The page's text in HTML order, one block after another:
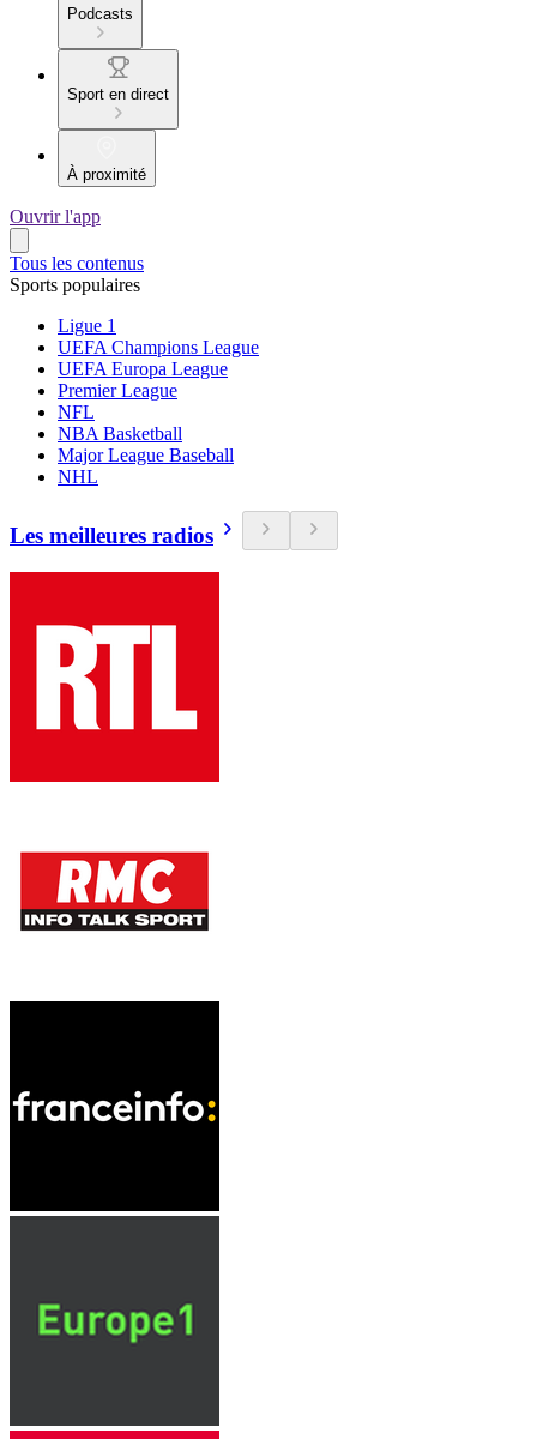
Podcasts
Sport en direct
À proximité
Ouvrir l'app
Tous les contenus
Sports populaires
Ligue 1
UEFA Champions League
UEFA Europa League
Premier League
NFL
NBA Basketball
Major League Baseball
NHL
Les meilleures radios